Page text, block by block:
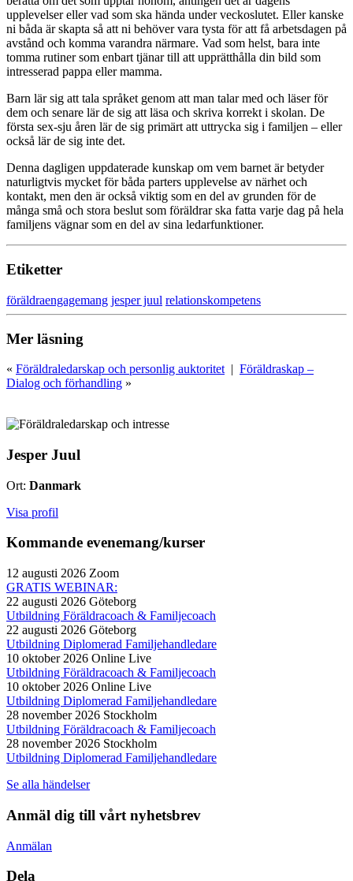
upplevelser eller vad som ska hända under veckoslutet. Eller kanske
ni båda är skapta så att ni behöver vara tysta för att få arbetsdagen på
avstånd och komma varandra närmare. Vad som helst, bara inte
tomma rutiner som enbart tjänar till att upprätthålla din bild som
intresserad pappa eller mamma.
Barn lär sig att tala språket genom att man talar med och läser för
dem och senare lär de sig att läsa och skriva korrekt i skolan. De
första sex-sju åren lär de sig primärt att uttrycka sig i familjen – eller
också lär de sig inte det.
Denna dagligen uppdaterade kunskap om vem barnet är betyder
naturligtvis mycket för båda parters upplevelse av närhet och
kontakt, men den är också viktig som en del av grunden för de
många små och stora beslut som föräldrar ska fatta varje dag på hela
familjens vägnar som en del av sina ledarfunktioner.
Etiketter
föräldraengagemang jesper juul relationskompetens
Mer läsning
« Föräldraledarskap och personlig auktoritet | Föräldraskap –
Dialog och förhandling »
Jesper Juul
Ort: Danmark
Visa profil
Kommande evenemang/kurser
12 augusti 2026 Zoom
GRATIS WEBINAR:
22 augusti 2026 Göteborg
Utbildning Föräldracoach & Familjecoach
22 augusti 2026 Göteborg
Utbildning Diplomerad Familjehandledare
10 oktober 2026 Online Live
Utbildning Föräldracoach & Familjecoach
10 oktober 2026 Online Live
Utbildning Diplomerad Familjehandledare
28 november 2026 Stockholm
Utbildning Föräldracoach & Familjecoach
28 november 2026 Stockholm
Utbildning Diplomerad Familjehandledare
Se alla händelser
Anmäl dig till vårt nyhetsbrev
Anmälan
Dela